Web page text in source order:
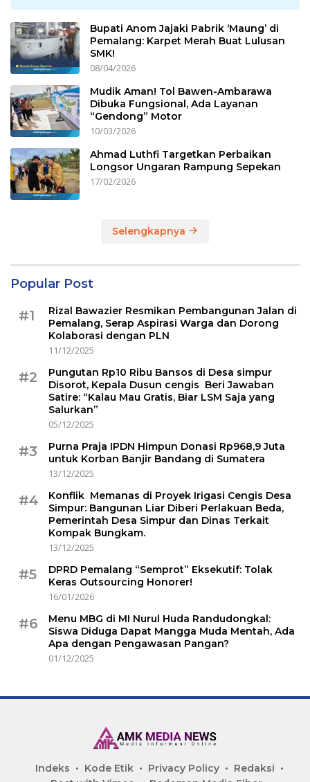
Bupati Anom Jajaki Pabrik ‘Maung’ di
Pemalang: Karpet Merah Buat Lulusan
SMK!
08/04/2026
Mudik Aman! Tol Bawen-Ambarawa
Dibuka Fungsional, Ada Layanan
“Gendong” Motor
10/03/2026
Ahmad Luthfi Targetkan Perbaikan
Longsor Ungaran Rampung Sepekan
17/02/2026
Selengkapnya
Popular Post
#1
Rizal Bawazier Resmikan Pembangunan Jalan di
Pemalang, Serap Aspirasi Warga dan Dorong
Kolaborasi dengan PLN
11/12/2025
#2
Pungutan Rp10 Ribu Bansos di Desa simpur
Disorot, Kepala Dusun cengis Beri Jawaban
Satire: “Kalau Mau Gratis, Biar LSM Saja yang
Salurkan”
05/12/2025
#3
Purna Praja IPDN Himpun Donasi Rp968,9 Juta
untuk Korban Banjir Bandang di Sumatera
13/12/2025
#4
Konflik Memanas di Proyek Irigasi Cengis Desa
Simpur: Bangunan Liar Diberi Perlakuan Beda,
Pemerintah Desa Simpur dan Dinas Terkait
Kompak Bungkam.
13/12/2025
#5
DPRD Pemalang “Semprot” Eksekutif: Tolak
Keras Outsourcing Honorer!
16/01/2026
#6
Menu MBG di MI Nurul Huda Randudongkal:
Siswa Diduga Dapat Mangga Muda Mentah, Ada
Apa dengan Pengawasan Pangan?
01/12/2025
Indeks Kode Etik Privacy Policy
Redaksi